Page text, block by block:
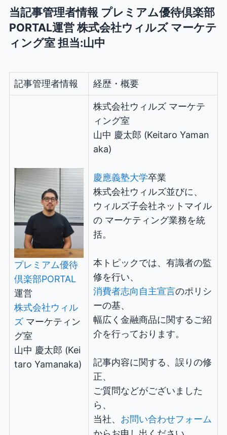
当記事管理者情報 プレミアム優待倶楽部
PORTAL運営 株式会社ウィルズ マーケテ
ィング室 担当:山中
記事管理者情報 経歴・概要
プレミアム優待
倶楽部PORTAL
運営
株式会社ウィル
ズマーケティン
グ室
山中 慶太郎 (Kei
taro Yamanaka)
株式会社ウィルズ マーケテ
ィング室
山中 慶太郎 (Keitaro Yaman
aka)
慶應義塾大学卒業
株式会社ウィルズ並びに、
ウィルズ子会社ネットマイル
の マーケティング業務を統
括。
本トピックでは、有識者の監
修を行い、
消費者志向自主宣言のポリシ
ーの基、
幅広く金融商品に関するご紹
介を行っております。
記事内容に関する、誤りの修
正、
ご質問などがございました
ら、
当社、 お問い合わせフォーム